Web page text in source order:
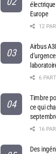
Europe
12
Airbus
6
Timbre
ce qui
16
Des